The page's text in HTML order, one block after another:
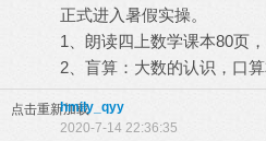
正式进入暑假实操。
1、朗读四上数学课本80页，
2、盲算：大数的认识，口算
点击重新加载hmily_qyy
2020-7-14 22:36:35